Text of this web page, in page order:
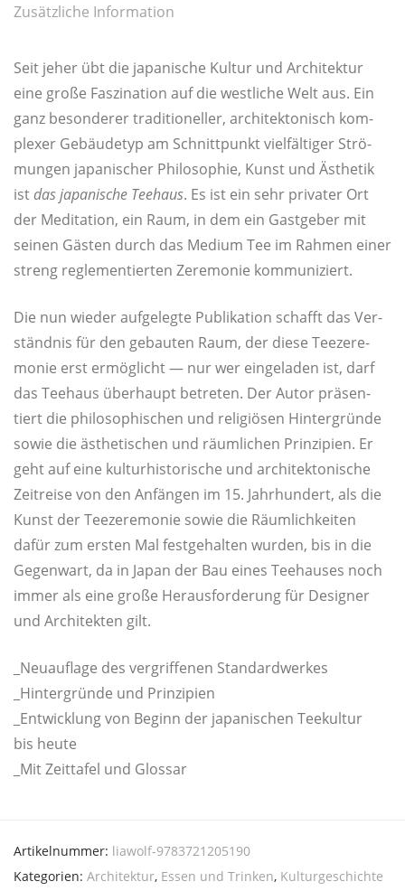
Zusätzliche Information
Seit jeher übt die japa­ni­sche Kul­tur und Archi­tek­tur
eine gro­ße Fas­zi­na­ti­on auf die west­li­che Welt aus. Ein
ganz beson­de­rer tra­di­tio­nel­ler, archi­tek­to­nisch kom­
ple­xer Gebäu­de­typ am Schnitt­punkt viel­fäl­ti­ger Strö­
mun­gen japa­ni­scher Phi­lo­so­phie, Kunst und Ästhe­tik
istdas japa­ni­sche Tee­haus. Es ist ein sehr pri­va­ter Ort
der Medi­ta­ti­on, ein Raum, in dem ein Gast­ge­ber mit
sei­nen Gäs­ten durch das Medi­um Tee im Rah­men einer
streng regle­men­tier­ten Zere­mo­nie kommuniziert.
Die nun wie­der auf­ge­leg­te Publi­ka­ti­on schafft das Ver­
ständ­nis für den gebau­ten Raum, der die­se Tee­ze­re­
mo­nie erst ermög­licht — nur wer ein­ge­la­den ist, darf
das Tee­haus über­haupt betre­ten. Der Autor prä­sen­
tiert die phi­lo­so­phi­schen und reli­giö­sen Hin­ter­grün­de
sowie die ästhe­ti­schen und räum­li­chen Prin­zi­pi­en. Er
geht auf eine kul­tur­his­to­ri­sche und archi­tek­to­ni­sche
Zeit­rei­se von den Anfän­gen im 15. Jahr­hun­dert, als die
Kunst der Tee­ze­re­mo­nie sowie die Räum­lich­kei­ten
dafür zum ers­ten Mal fest­ge­hal­ten wur­den, bis in die
Gegen­wart, da in Japan der Bau eines Tee­hau­ses noch
immer als eine gro­ße Her­aus­for­de­rung für Desi­gner
und Archi­tek­ten gilt.
_Neuauflage des ver­grif­fe­nen Standardwerkes
_Hintergründe und Prinzipien
_Entwicklung von Beginn der japa­ni­schen Tee­kul­tur
bis heute
_Mit Zeit­ta­fel und Glossar
Artikelnummer: liawolf-9783721205190
Kategorien: Architektur, Essen und Trinken, Kulturgeschichte